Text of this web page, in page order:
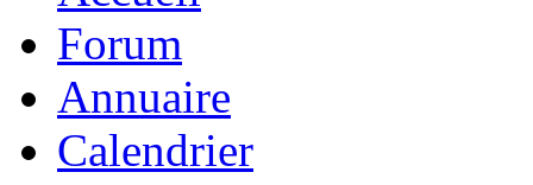
Forum
Annuaire
Calendrier